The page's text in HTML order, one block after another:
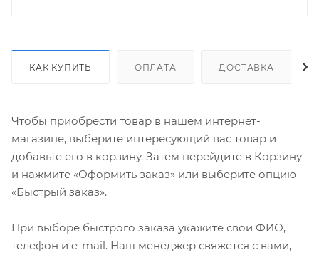
КАК КУПИТЬ ОПЛАТА ДОСТАВКА
Чтобы приобрести товар в нашем интернет-
магазине, выберите интересующий вас товар и
добавьте его в корзину. Затем перейдите в Корзину
и нажмите «Оформить заказ» или выберите опцию
«Быстрый заказ».
При выборе быстрого заказа укажите свои ФИО,
телефон и e-mail. Наш менеджер свяжется с вами,